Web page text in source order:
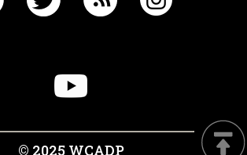
© 2025 WCADP